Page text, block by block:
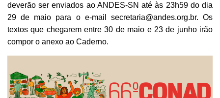
deverão ser enviados ao ANDES-SN até às 23h59 do dia
29 de maio para o e-mail secretaria@andes.org.br. Os
textos que chegarem entre 30 de maio e 23 de junho irão
compor o anexo ao Caderno.